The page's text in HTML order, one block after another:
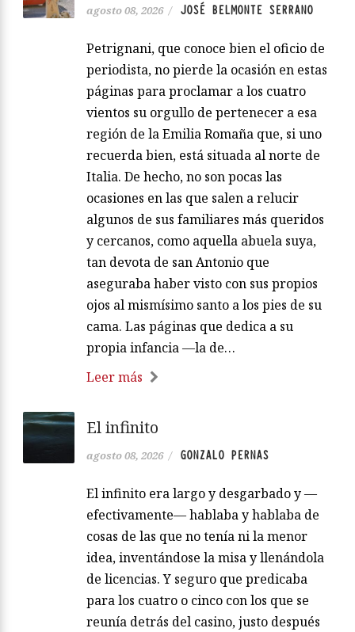
agosto 08, 2026 / JOSÉ BELMONTE SERRANO
Petrignani, que conoce bien el oficio de
periodista, no pierde la ocasión en estas
páginas para proclamar a los cuatro
vientos su orgullo de pertenecer a esa
región de la Emilia Romaña que, si uno
recuerda bien, está situada al norte de
Italia. De hecho, no son pocas las
ocasiones en las que salen a relucir
algunos de sus familiares más queridos
y cercanos, como aquella abuela suya,
tan devota de san Antonio que
aseguraba haber visto con sus propios
ojos al mismísimo santo a los pies de su
cama. Las páginas que dedica a su
propia infancia —la de…
Leer más
El infinito
agosto 08, 2026 / GONZALO PERNAS
El infinito era largo y desgarbado y —
efectivamente— hablaba y hablaba de
cosas de las que no tenía ni la menor
idea, inventándose la misa y llenándola
de licencias. Y seguro que predicaba
para los cuatro o cinco con los que se
reunía detrás del casino, justo después